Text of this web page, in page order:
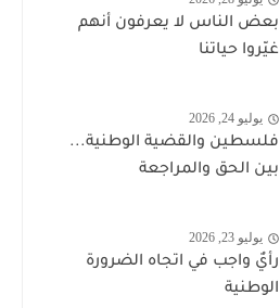
بعض الناس لا يعرفون أنهم
غيّروا حياتنا
يوليو 24, 2026
فلسطين والقضية الوطنية...
بين الحق والمراجعة
يوليو 23, 2026
رأيٌ واجب في اتجاه الضرورة
الوطنية